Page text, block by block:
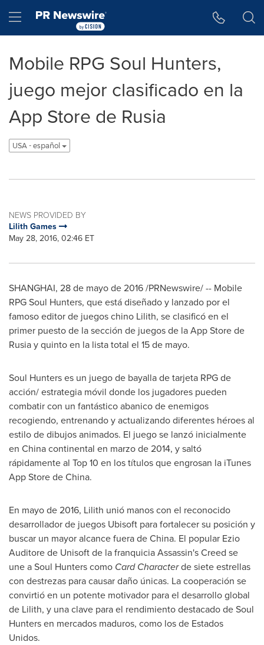
Hamburger menu
Mobile RPG Soul Hunters,
juego mejor clasificado en la
App Store de Rusia
USA - español
NEWS PROVIDED BY
Lilith Games
May 28, 2016, 02:46 ET
SHANGHAI, 28 de mayo de 2016 /PRNewswire/ -- Mobile
RPG Soul Hunters, que está diseñado y lanzado por el
famoso editor de juegos chino Lilith, se clasificó en el
primer puesto de la sección de juegos de laApp Store de
Rusiay quinto en la lista total el 15 de mayo.
Soul Hunters es un juego de bayalla de tarjeta RPG de
acción/ estrategia móvil donde los jugadores pueden
combatir con un fantástico abanico de enemigos
recogiendo, entrenando y actualizando diferentes héroes al
estilo de dibujos animados. El juego se lanzó inicialmente
en China continental en marzo de 2014, y saltó
rápidamenteal Top10 en los títulos que engrosan la iTunes
App Store de China.
En mayo de 2016, Lilith unió manos con el reconocido
desarrollador de juegos Ubisoft para fortalecer su posición y
buscar un mayor alcance fuera de China. El popular Ezio
Auditore de Unisoft de la franquicia Assassin's Creed se
une a Soul Hunters como Card Characterde siete estrellas
con destrezas para causar daño únicas. La cooperación se
convirtió en un potente motivador para el desarrollo global
de Lilith, y una clave para el rendimiento destacado de Soul
Hunters en mercados maduros, como los de Estados
Unidos.